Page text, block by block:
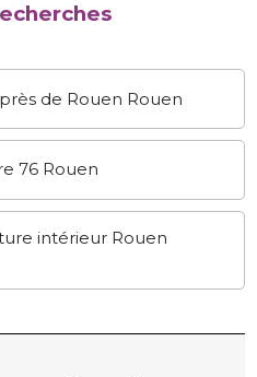
de Rouen Rouen
76 Rouen
intérieur Rouen